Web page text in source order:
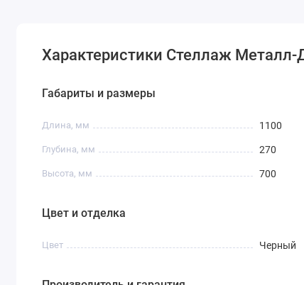
Характеристики Стеллаж
Габариты и размеры
Длина, мм 1100
Глубина, мм 270
Высота, мм 700
Цвет и отделка
Цвет Черный